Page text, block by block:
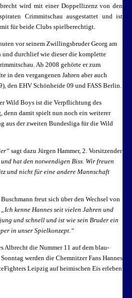
wird mit einer Doppellizenz von den
Crimmitschau ausgestattet und ist
für beide Clubs spielberechtigt.
vor seinem Zwillingsbruder Georg am
durchlief wie dieser die komplette
Ab 2008 gehörte er zum
in den vergangenen Jahren aber auch
den EHV Schönheide 09 und FASS Berlin.
Wild Boys ist die Verpflichtung des
denn damit spielt nun noch ein weiterer
aus der zweiten Bundesliga für die Wild
sagt dazu Jürgen Hammer, 2. Vorsitzender
hat den notwendigen Biss. Wir freuen
und nicht für eine andere Mannschaft
freut sich über den Wechsel von
„Ich kenne Hannes seit vielen Jahren und
und schnell und ist wie sein Bruder ein
in unser Spielkonzept.“
Albrecht die Nummer 11 auf dem blau-
werden die Chemnitzer Fans Hannes
Leipzig auf heimischen Eis erleben